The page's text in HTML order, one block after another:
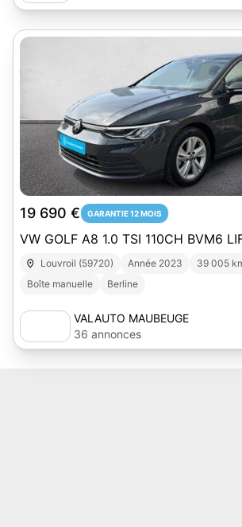
19 690 € GARANTIE 12 MOIS
VW GOLF A8 1.0 TSI 110CH BVM6
Louvroil (59720) Année 2023 39 005
Boîte manuelle
Berline
VALAUTO MAUBEUGE
36 annonces